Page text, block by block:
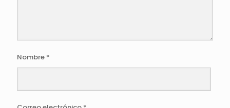
Nombre *